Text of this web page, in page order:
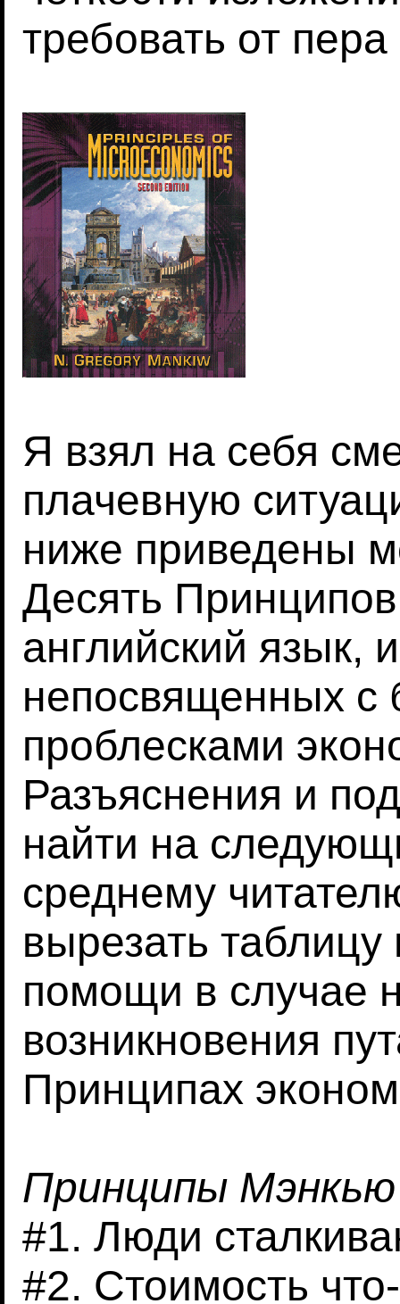
требовать от
Я взял на себя
плачевную
ниже приведены
Десять
английский язык,
непосвященных с
проблесками
Разъяснения и
найти на
среднему
вырезать
помощи в случае
возникновения
Принципах
Принципы Мэнкью
#1. Люди
#2. Стоимость